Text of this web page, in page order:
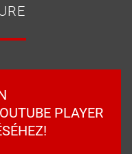
PLAYER